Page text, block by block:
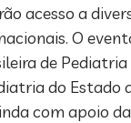
acesso a
O
de Pediatria
do Estado
com apoio